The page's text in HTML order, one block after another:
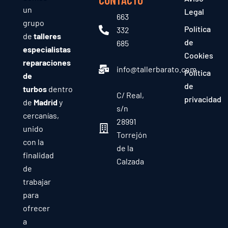
un
grupo
de talleres
especialistas
reparaciones
de
turbosdentro
de Madridy
cercanías,
unido
con la
finalidad
de
trabajar
para
ofrecer
a
663
332
685
info@tallerbarato.com
C/ Real,
s/n
28991
Torrejón
de la
Calzada
Legal
Política
de
Cookies
Política
de
privacidad